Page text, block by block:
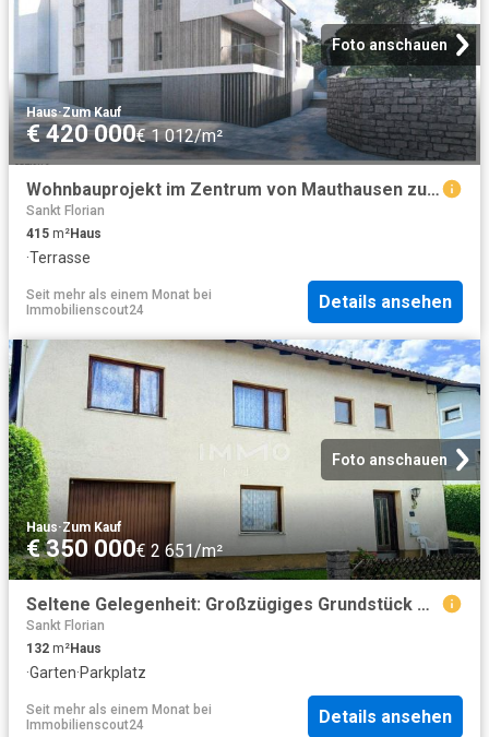
Foto anschauen
Haus·Zum Kauf
€ 420 000€ 1 012/m²
Wohnbauprojekt im Zentrum von Mauthausen zu verkaufen
Sankt Florian
415 m²Haus
·Terrasse
Seit mehr als einem Monat bei
Immobilienscout24
Details ansehen
Foto anschauen
Haus·Zum Kauf
€ 350 000€ 2 651/m²
Seltene Gelegenheit: Großzügiges Grundstück mit Einfamilienhaus
Sankt Florian
132 m²Haus
·Garten·Parkplatz
Seit mehr als einem Monat bei
Immobilienscout24
Details ansehen